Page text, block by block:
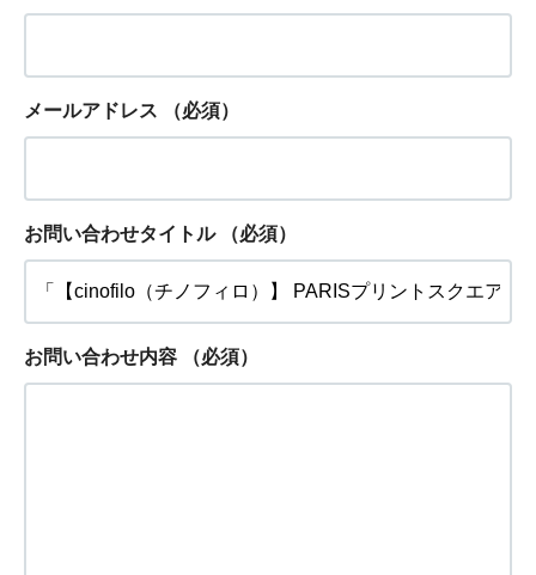
メールアドレス （必須）
お問い合わせタイトル （必須）
お問い合わせ内容 （必須）